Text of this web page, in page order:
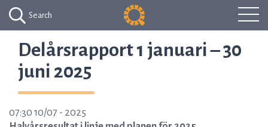
Search
Delårsrapport 1 januari – 30
juni 2025
07:30 10/07 - 2025